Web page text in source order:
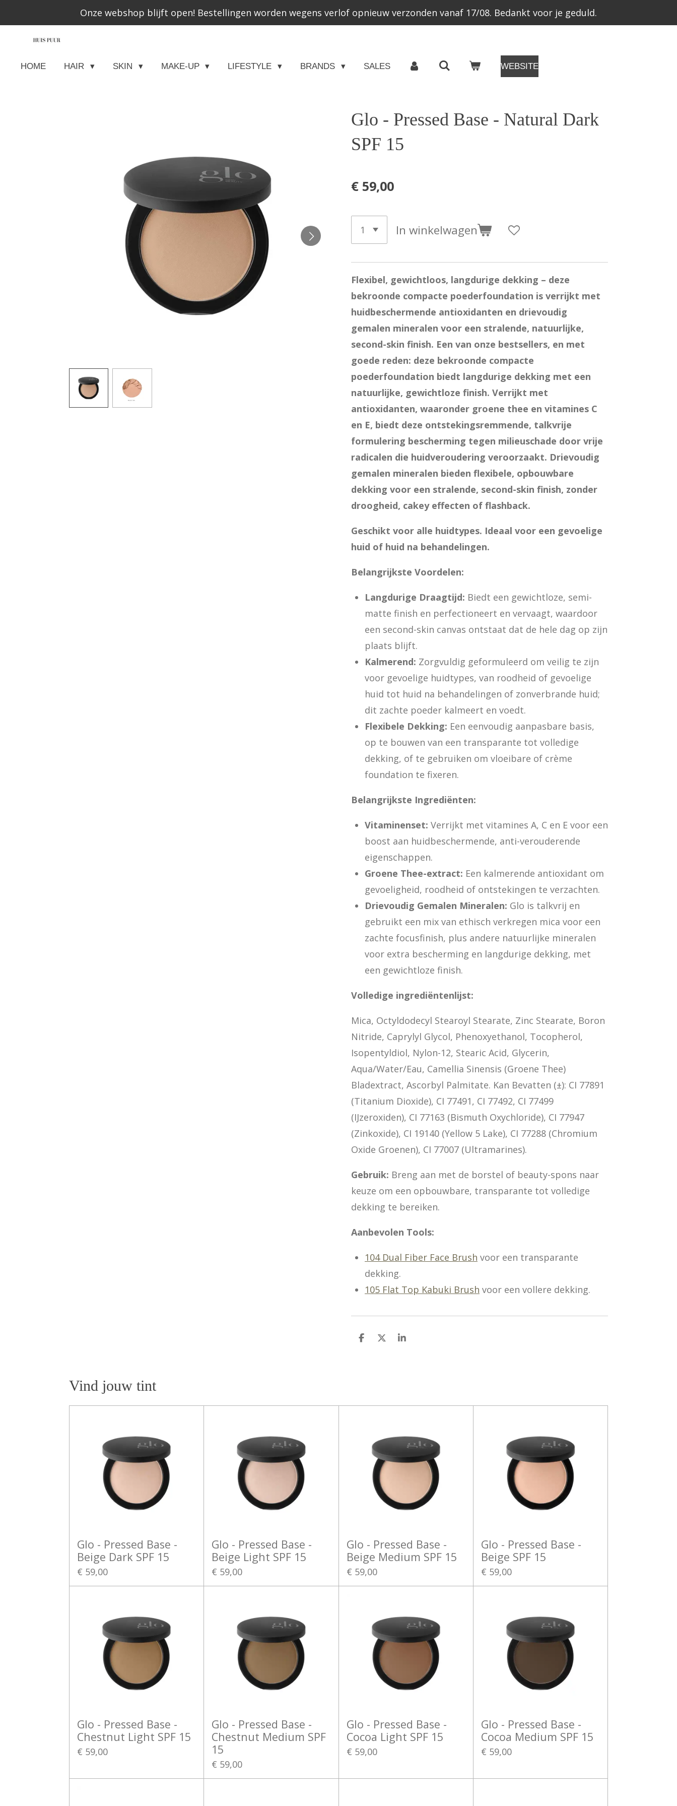
Onze webshop blijft open! Bestellingen worden wegens verlof opnieuw verzonden vanaf 17/08. Bedankt voor je geduld.
HOME HAIR SKIN MAKE-UP LIFESTYLE BRANDS SALES WEBSITE
Glo - Pressed Base - Natural Dark
SPF 15
€ 59,00
In winkelwagen
Flexibel, gewichtloos, langdurige dekking – deze
bekroonde compacte poederfoundation is verrijkt met
huidbeschermende antioxidanten en drievoudig
gemalen mineralen voor een stralende, natuurlijke,
second-skin finish. Een van onze bestsellers, en met
goede reden: deze bekroonde compacte
poederfoundation biedt langdurige dekking met een
natuurlijke, gewichtloze finish. Verrijkt met
antioxidanten, waaronder groene thee en vitamines C
en E, biedt deze ontstekingsremmende, talkvrije
formulering bescherming tegen milieuschade door vrije
radicalen die huidveroudering veroorzaakt. Drievoudig
gemalen mineralen bieden flexibele, opbouwbare
dekking voor een stralende, second-skin finish, zonder
droogheid, cakey effecten of flashback.
Geschikt voor alle huidtypes. Ideaal voor een gevoelige
huid of huid na behandelingen.
Belangrijkste Voordelen:
Langdurige Draagtijd: Biedt een gewichtloze, semi-
matte finish en perfectioneert en vervaagt, waardoor
een second-skin canvas ontstaat dat de hele dag op zijn
plaats blijft.
Kalmerend: Zorgvuldig geformuleerd om veilig te zijn
voor gevoelige huidtypes, van roodheid of gevoelige
huid tot huid na behandelingen of zonverbrande huid;
dit zachte poeder kalmeert en voedt.
Flexibele Dekking: Een eenvoudig aanpasbare basis,
op te bouwen van een transparante tot volledige
dekking, of te gebruiken om vloeibare of crème
foundation te fixeren.
Belangrijkste Ingrediënten:
Vitaminenset: Verrijkt met vitamines A, C en E voor een
boost aan huidbeschermende, anti-verouderende
eigenschappen.
Groene Thee-extract: Een kalmerende antioxidant om
gevoeligheid, roodheid of ontstekingen te verzachten.
Drievoudig Gemalen Mineralen: Glo is talkvrij en
gebruikt een mix van ethisch verkregen mica voor een
zachte focusfinish, plus andere natuurlijke mineralen
voor extra bescherming en langdurige dekking, met
een gewichtloze finish.
Volledige ingrediëntenlijst:
Mica, Octyldodecyl Stearoyl Stearate, Zinc Stearate, Boron
Nitride, Caprylyl Glycol, Phenoxyethanol, Tocopherol,
Isopentyldiol, Nylon-12, Stearic Acid, Glycerin,
Aqua/Water/Eau, Camellia Sinensis (Groene Thee)
Bladextract, Ascorbyl Palmitate. Kan Bevatten (±): CI 77891
(Titanium Dioxide), CI 77491, CI 77492, CI 77499
(IJzeroxiden), CI 77163 (Bismuth Oxychloride), CI 77947
(Zinkoxide), CI 19140 (Yellow 5 Lake), CI 77288 (Chromium
Oxide Groenen), CI 77007 (Ultramarines).
Gebruik: Breng aan met de borstel of beauty-spons naar
keuze om een opbouwbare, transparante tot volledige
dekking te bereiken.
Aanbevolen Tools:
104 Dual Fiber Face Brush voor een transparante
dekking.
105 Flat Top Kabuki Brush voor een vollere dekking.
D
D
S
Vind jouw tint
Glo - Pressed Base -
Beige Dark SPF 15
€ 59,00
Glo - Pressed Base -
Beige Light SPF 15
€ 59,00
Glo - Pressed Base -
Beige Medium SPF 15
€ 59,00
Glo - Pressed Base -
Beige SPF 15
€ 59,00
Glo - Pressed Base -
Chestnut Light SPF 15
€ 59,00
Glo - Pressed Base -
Chestnut Medium SPF
15
€ 59,00
Glo - Pressed Base -
Cocoa Light SPF 15
€ 59,00
Glo - Pressed Base -
Cocoa Medium SPF 15
€ 59,00